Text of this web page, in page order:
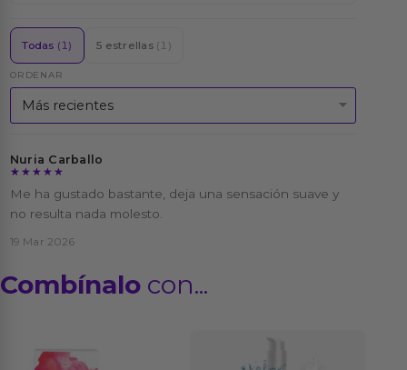
Todas (1) 5 estrellas (1)
ORDENAR
Nuria Carballo
★★★★★
★★★★★
Me ha gustado bastante, deja una sensación suave y
no resulta nada molesto.
19 Mar 2026
Combínalo con...